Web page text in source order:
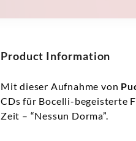
Product Information
Mit dieser Aufnahme von
CDs für Bocelli-begeisterte
Zeit – “Nessun Dorma”.